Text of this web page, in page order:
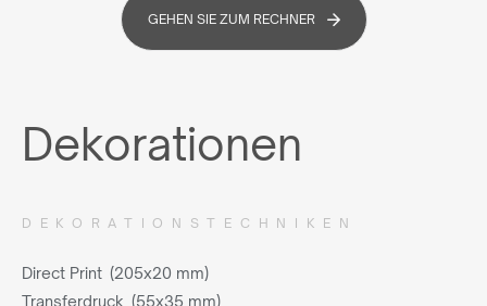
GEHEN SIE ZUM RECHNER
Dekorationen
DEKORATIONSTECHNIKEN
Direct Print (205x20 mm)
Transferdruck (55x35 mm)